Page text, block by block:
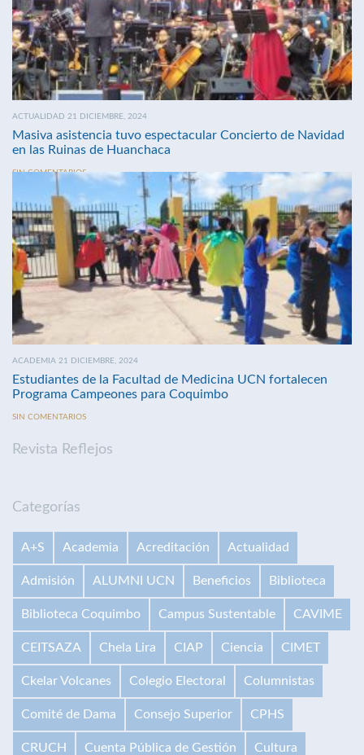
ACTUALIDAD 21 DICIEMBRE, 2024
Masiva asistencia tuvo espectacular Concierto de Navidad
en las Ruinas de Huanchaca
SIN COMENTARIOS
ACADEMIA 21 DICIEMBRE, 2024
Estudiantes de la Facultad de Medicina UCN fortalecen
Programa Campeones para Coquimbo
SIN COMENTARIOS
Revista Reflejos
Categorías
A+S Academia Acreditación Actualidad
Admisión ALUMNI UCN Beneficios Biblioteca
Biblioteca Coquimbo Campus Sustentable CAVIME
CEITSAZA Chela Lira CIAP Ciencia CIMET
Ckelar Volcanes Colegio Electoral Columnistas
Comité de Dama Consejo Superior CPHS
CRUCH Cuenta Pública de Gestión Cultura